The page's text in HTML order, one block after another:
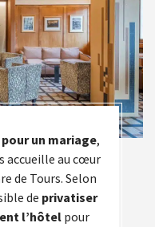
un mariage,
accueille au cœur
de Tours. Selon
de privatiser
l’hôtel pour